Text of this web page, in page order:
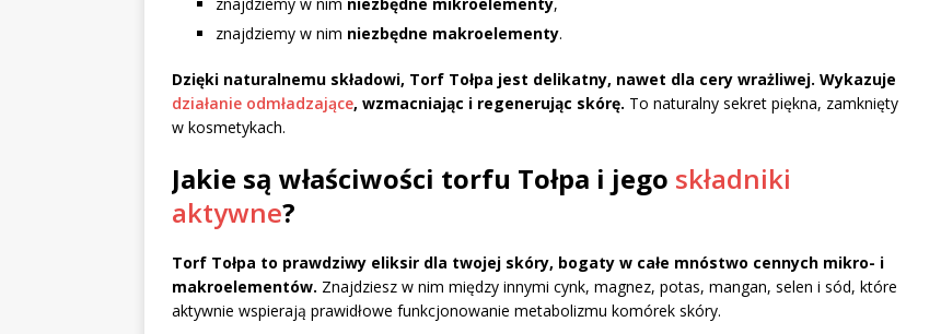
znajdziemy w nim niezbędne makroelementy.
Dzięki naturalnemu składowi, Torf Tołpa jest delikatny, nawet dla cery wrażliwej. Wykazuje
działanie odmładzające, wzmacniając i regenerując skórę. To naturalny sekret piękna, zamknięty
w kosmetykach.
Jakie są właściwości torfu Tołpa i jego składniki
aktywne?
Torf Tołpa to prawdziwy eliksir dla twojej skóry, bogaty w całe mnóstwo cennych mikro- i
makroelementów. Znajdziesz w nim między innymi cynk, magnez, potas, mangan, selen i sód, które
aktywnie wspierają prawidłowe funkcjonowanie metabolizmu komórek skóry.